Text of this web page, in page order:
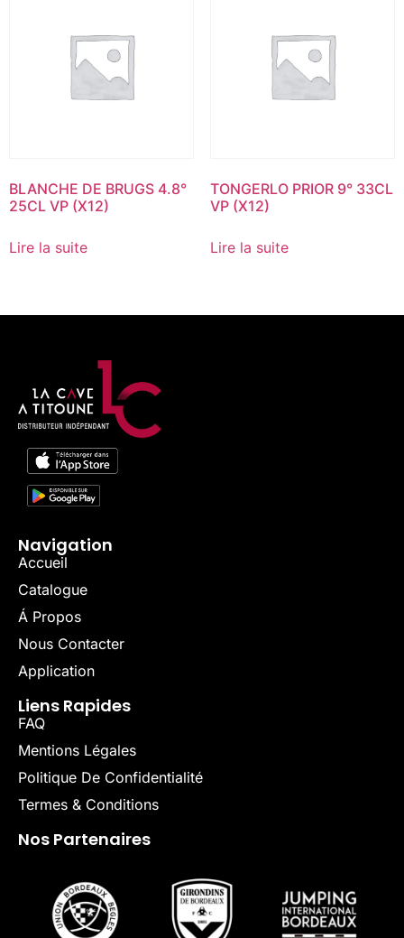
BLANCHE DE BRUGS 4.8°
25CL VP (X12)
Lire la suite
TONGERLO PRIOR 9° 33CL
VP (X12)
Lire la suite
Navigation
Accueil
Catalogue
Á Propos
Nous Contacter
Application
Liens Rapides
FAQ
Mentions Légales
Politique De Confidentialité
Termes & Conditions
Nos Partenaires